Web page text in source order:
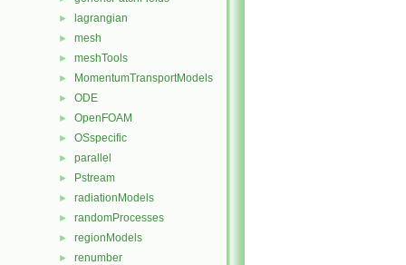
► lagrangian
► mesh
► meshTools
► MomentumTransportModels
► ODE
► OpenFOAM
► OSspecific
► parallel
► Pstream
► radiationModels
► randomProcesses
► regionModels
► renumber